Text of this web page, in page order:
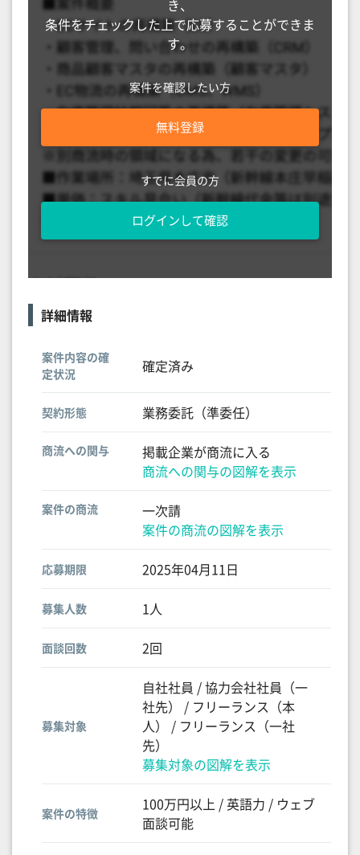
き、
条件をチェックした上で応募することができま
す。
案件を確認したい方
無料登録
すでに会員の方
ログインして確認
詳細情報
案件内容の確
定状況
確定済み
契約形態 業務委託（準委任）
商流への関与
掲載企業が商流に入る
商流への関与の図解を表示
案件の商流
一次請
案件の商流の図解を表示
応募期限 2025年04月11日
募集人数 1人
面談回数 2回
募集対象
自社社員 / 協力会社社員（一
社先） / フリーランス（本
人） / フリーランス（一社
先）
募集対象の図解を表示
案件の特徴
100万円以上 / 英語力 / ウェブ
面談可能